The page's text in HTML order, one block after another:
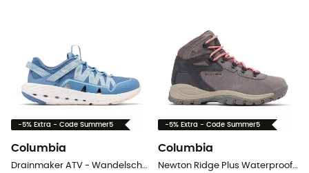
-5% Extra - Code Summer5
Columbia
-5% Extra - Code Summer5
Columbia